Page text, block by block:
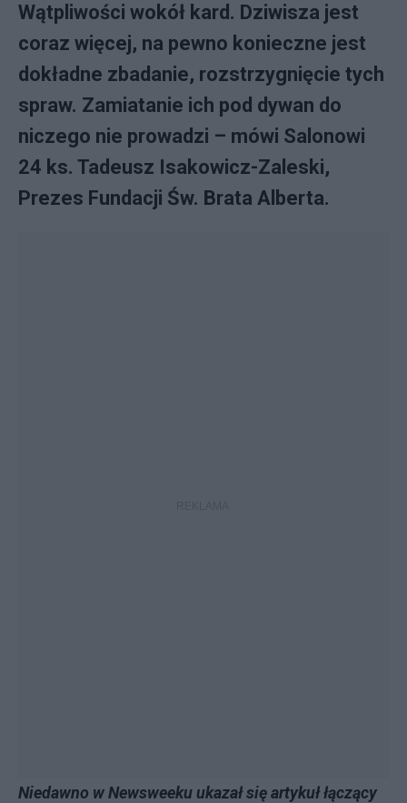
Wątpliwości wokół kard. Dziwisza jest
coraz więcej, na pewno konieczne jest
dokładne zbadanie, rozstrzygnięcie tych
spraw. Zamiatanie ich pod dywan do
niczego nie prowadzi – mówi Salonowi
24 ks. Tadeusz Isakowicz-Zaleski,
Prezes Fundacji Św. Brata Alberta.
Niedawno w Newsweeku ukazał się artykuł łączący